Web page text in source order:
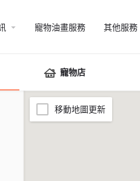
寵物油畫服務 其他服務
寵物店
移動地圖更新